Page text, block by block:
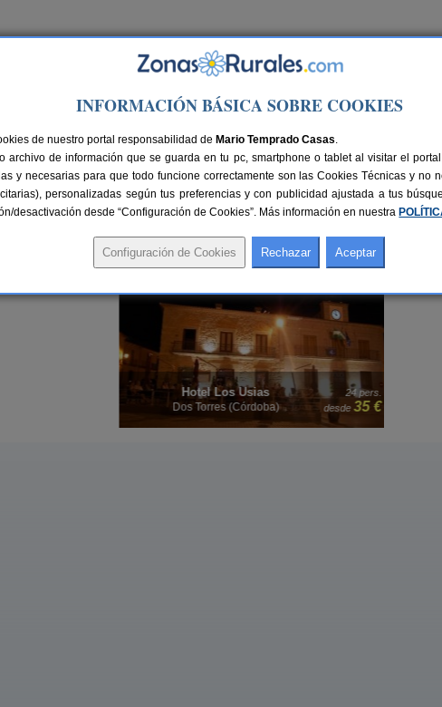
Ir a Versión PC
relájate y disfruta de tu tiempo libre. Desconecta y vive cada momento de
Si buscas algo más familiar, te recomendamos visitar nuestra selección de
24 pers.
desde35 €
Hotel Los Usias
Dos Torres (Córdoba)
INFORMACIÓN BÁSICA SOBRE COOKIES
de nuestro portal responsabilidad de Mario Temprado Casas.
archivo de información que se guarda en tu pc, smartphone o tablet al visitar el
y necesarias para que todo funcione correctamente son las Cookies Técnicas y no
personalizadas según tus preferencias y con publicidad ajustada a tus
desactivación desde “Configuración de Cookies”. Más información en nuestra